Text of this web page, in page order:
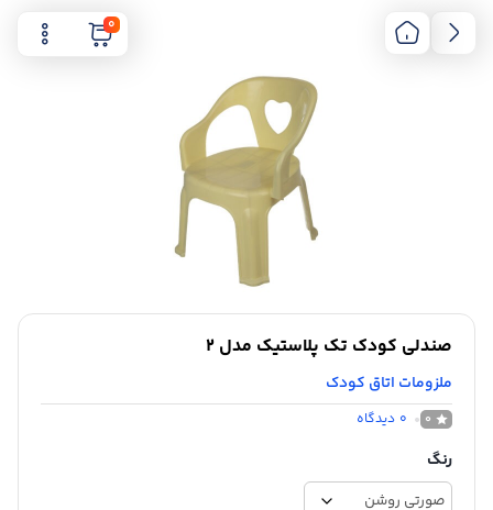
0
صندلی کودک تک پلاستیک مدل 2
ملزومات اتاق کودک
0
0 دیدگاه
رنگ